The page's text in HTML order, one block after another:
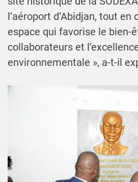
l’aéroport d’Abidjan, tout en
espace qui favorise le bien-
collaborateurs et
environnementale », a-t-il